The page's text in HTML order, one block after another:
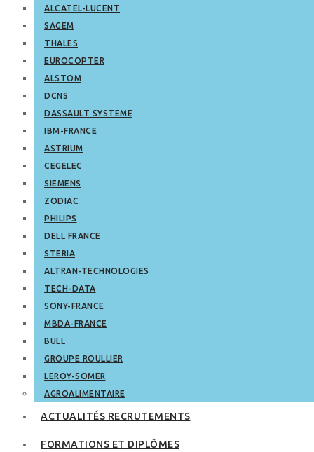
ALCATEL-LUCENT
SAGEM
THALES
EUROCOPTER
ALSTOM
DCNS
DASSAULT SYSTEME
IBM-FRANCE
ASTRIUM
CEGELEC
SIEMENS
ZODIAC
PHILIPS
DELL FRANCE
STERIA
ALTRAN-TECHNOLOGIES
TECH-DATA
SONY-FRANCE
MBDA-FRANCE
BULL
GROUPE ROULLIER
LEROY-SOMER
AGROALIMENTAIRE
ACTUALITÉS RECRUTEMENTS
FORMATIONS ET DIPLÔMES